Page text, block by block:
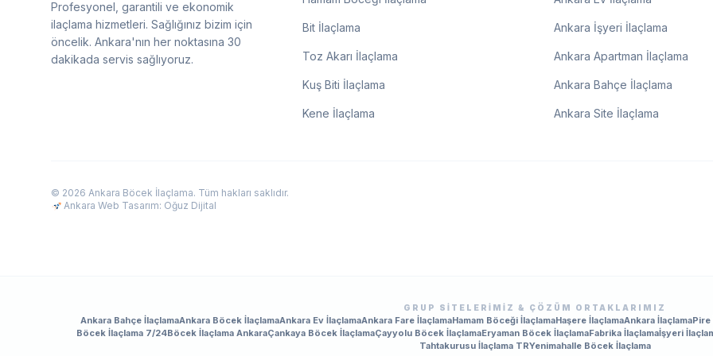
Profesyonel, garantili ve ekonomik
ilaçlama hizmetleri. Sağlığınız bizim için
öncelik. Ankara'nın her noktasına 30
dakikada servis sağlıyoruz.
Bit İlaçlama
Toz Akarı İlaçlama
Kuş Biti İlaçlama
Kene İlaçlama
Ankara İşyeri İlaçlama
Ankara Apartman İlaçlama
Ankara Bahçe İlaçlama
Ankara Site İlaçlama
© 2026 Ankara Böcek İlaçlama. Tüm hakları saklıdır.
Ankara Web Tasarım: Oğuz Dijital
GRUP SITELERIMIZ & ÇÖZÜM ORTAKLARIMIZ
Ankara Bahçe İlaçlamaAnkara Böcek İlaçlamaAnkara Ev İlaçlamaAnkara Fare İlaçlamaHamam Böceği İlaçlamaHaşere İlaçlamaAnkara İlaçlamaPire
Böcek İlaçlama 7/24Böcek İlaçlama AnkaraÇankaya Böcek İlaçlamaÇayyolu Böcek İlaçlamaEryaman Böcek İlaçlamaFabrika İlaçlamaİşyeri
Tahtakurusu İlaçlama TRYenimahalle Böcek İlaçlama